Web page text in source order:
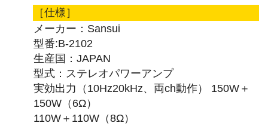
［仕様］
メーカー：Sansui
型番:B-2102
生産国：JAPAN
型式：ステレオパワーアンプ
実効出力（10Hz20kHz、両ch動作） 150W＋
150W（6Ω）
110W＋110W（8Ω）